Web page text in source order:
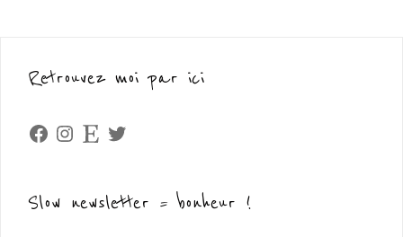
Retrouvez moi par ici
Facebook
Instagram
Etsy Twitter
Slow newsletter = bonheur !